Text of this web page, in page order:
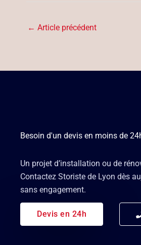
← Article précédent
Besoin d'un devis en moins de
Un projet d’installation ou de
Contactez Storiste de Lyon dès
sans engagement.
Devis en 24h